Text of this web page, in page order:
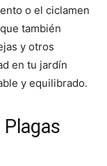
o el ciclamen
también
y otros
en tu jardín
y equilibrado.